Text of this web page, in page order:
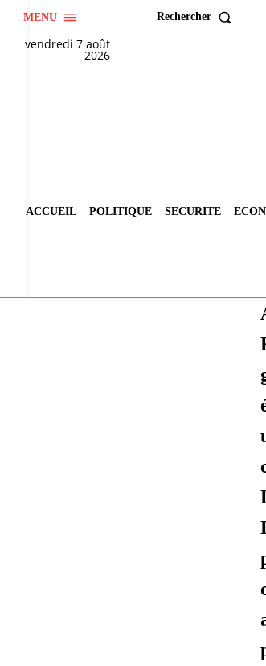
MENU Rechercher
vendredi 7 août
2026
ACCUEIL POLITIQUE SECURITE